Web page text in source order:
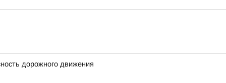
дорожного движения